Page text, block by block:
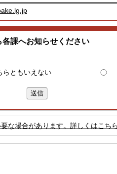
課へお知らせください
らともいえない
な場合があります。詳しくはこち